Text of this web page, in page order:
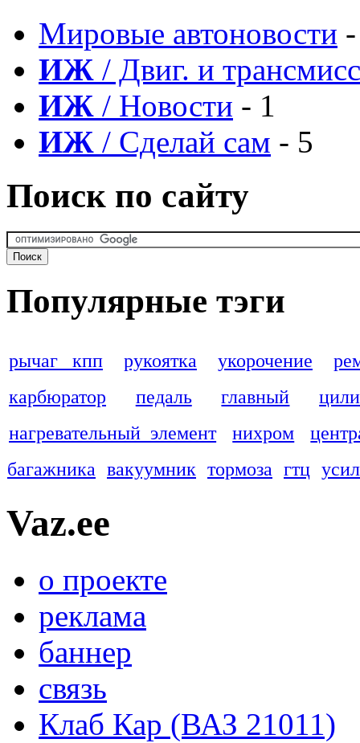
Мировые автоновости
ИЖ / Двиг. и
ИЖ / Новости - 1
ИЖ / Сделай сам - 5
Поиск по сайту
Популярные тэги
рычаг кпп рукоятка укорочение
карбюратор
педаль главный
нагревательный элемент
нихром
багажника вакуумник тормоза гтц
Vaz.ee
о проекте
реклама
баннер
связь
Клаб Кар (ВАЗ 21011)